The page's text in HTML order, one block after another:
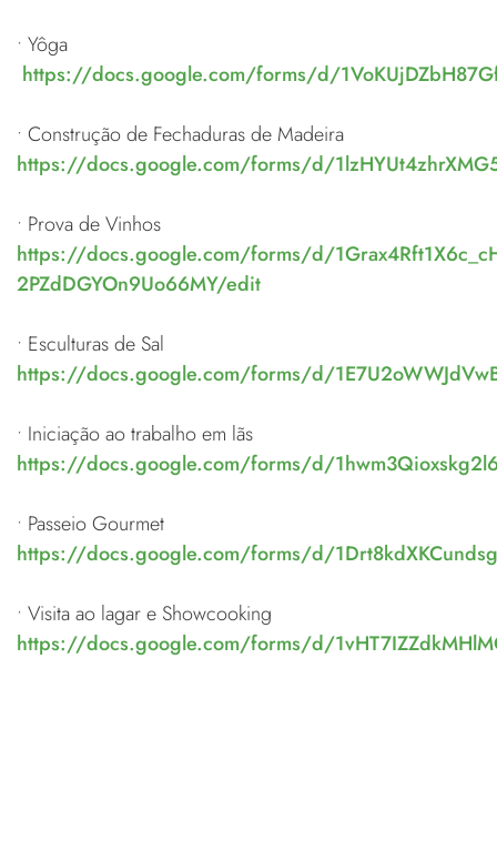
• Yôga
https://docs.google.com/forms/d/
• Construção de Fechaduras de Madeira
https://docs.google.com/forms/d/
• Prova de Vinhos
https://docs.google.com/forms/d/
2PZdDGYOn9Uo66MY/edit
• Esculturas de Sal
https://docs.google.com/forms/d/
• Iniciação ao trabalho em lãs
https://docs.google.com/forms/d/
• Passeio Gourmet
https://docs.google.com/forms/d/
• Visita ao lagar e Showcooking
https://docs.google.com/forms/d/